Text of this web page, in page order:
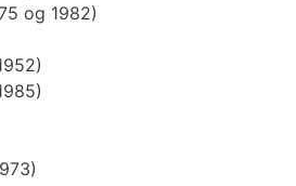
og 1982)